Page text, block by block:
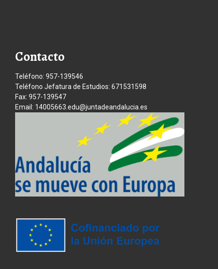
Contacto
Teléfono: 957-139546
Teléfono Jefatura de Estudios: 671531598
Fax: 957-139547
Email: 14005663.edu@juntadeandalucia.es